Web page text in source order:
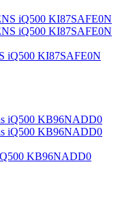
iQ500 KI87SAFE0N
KB96NADD0